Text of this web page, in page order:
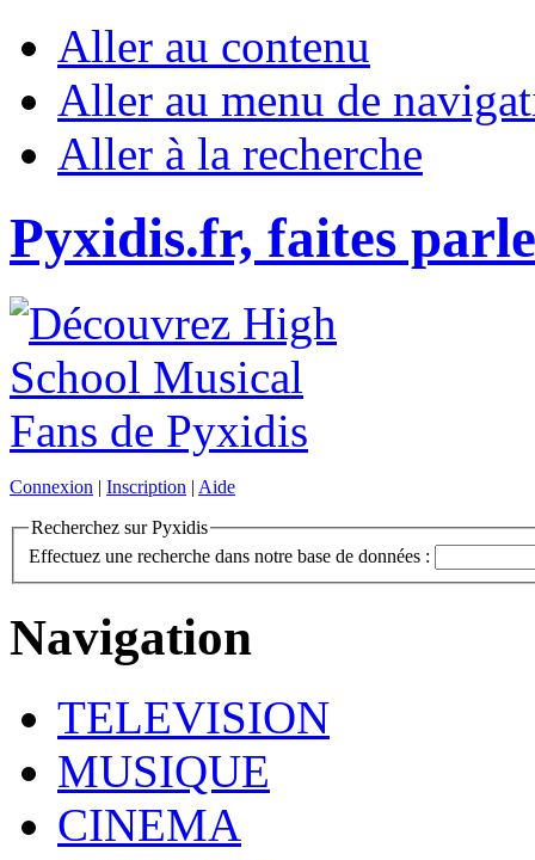
Aller au contenu
Aller au menu de
Aller à la recherche
Pyxidis.fr, faites
Connexion | Inscription | Aide
Recherchez sur Pyxidis
Effectuez une recherche dans notre base de données :
Navigation
TELEVISION
MUSIQUE
CINEMA